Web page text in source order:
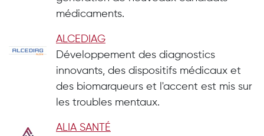
médicaments.
ALCEDIAG
Développement des diagnostics
innovants, des dispositifs médicaux et
des biomarqueurs et l'accent est mis sur
les troubles mentaux.
ALIA SANTÉ